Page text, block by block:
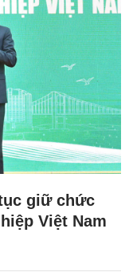
giữ chức
Việt Nam